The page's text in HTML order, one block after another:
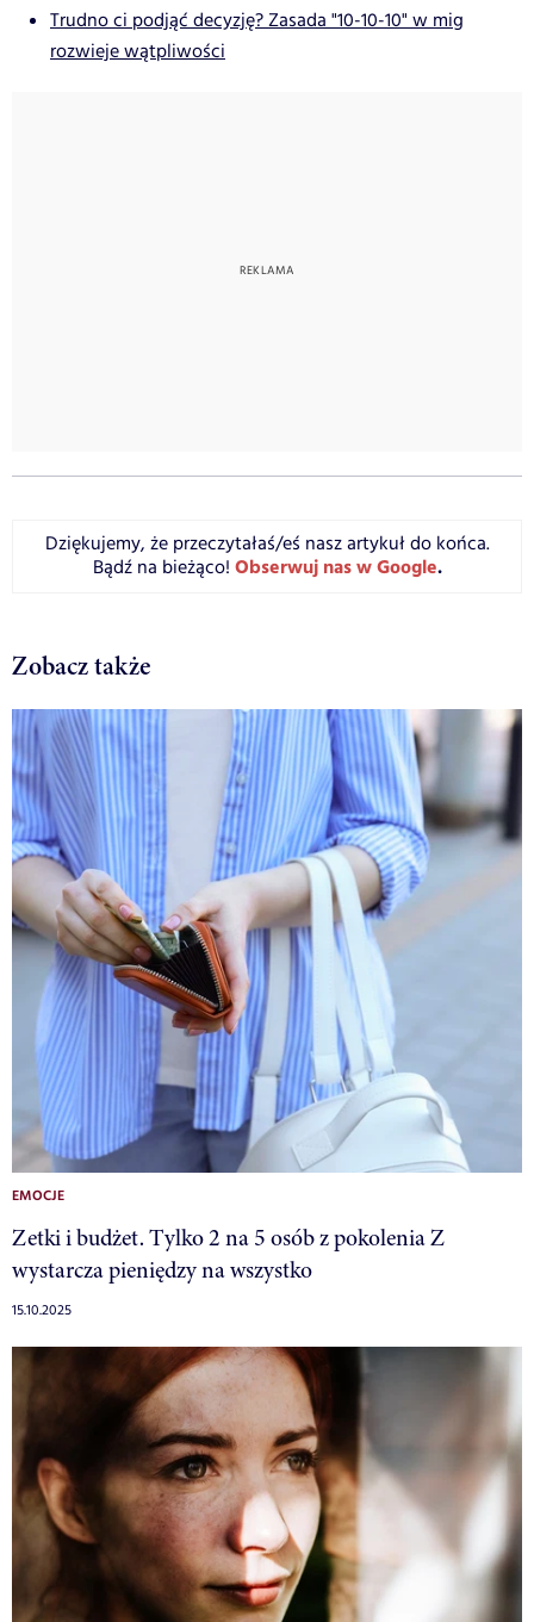
Trudno ci podjąć decyzję? Zasada "10-10-10" w mig
rozwieje wątpliwości
Dziękujemy, że przeczytałaś/eś nasz artykuł do końca.
Bądź na bieżąco! Obserwuj nas w Google.
Zobacz także
EMOCJE
Zetki i budżet. Tylko 2 na 5 osób z pokolenia Z
wystarcza pieniędzy na wszystko
15.10.2025